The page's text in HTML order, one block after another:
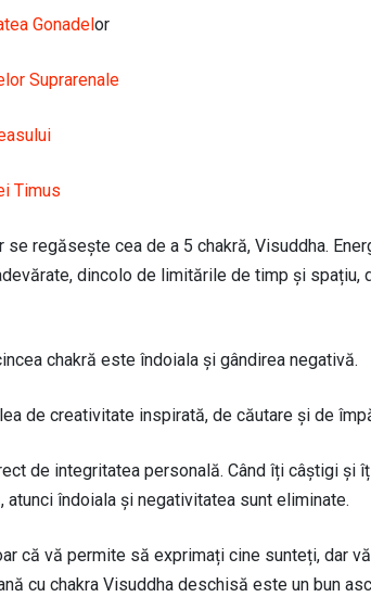
Gonadel or
Suprarenale
Timus
regăsește cea de a 5 chakră, Visuddha.
dincolo de limitările de timp și spațiu,
chakră este îndoiala și gândirea negativă.
de creativitate inspirată, de căutare și de
de integritatea personală. Când îți câștigi și
îndoiala și negativitatea sunt eliminate.
că vă permite să exprimați cine sunteți, dar
cu chakra Visuddha deschisă este un bun